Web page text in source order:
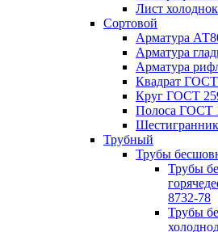
Лист
Сортовой
Арматура
Арматура
Арматура
Квадрат
Круг ГОСТ
Полоса ГОСТ
Трубный
Трубы
Трубы
8732-78
Трубы